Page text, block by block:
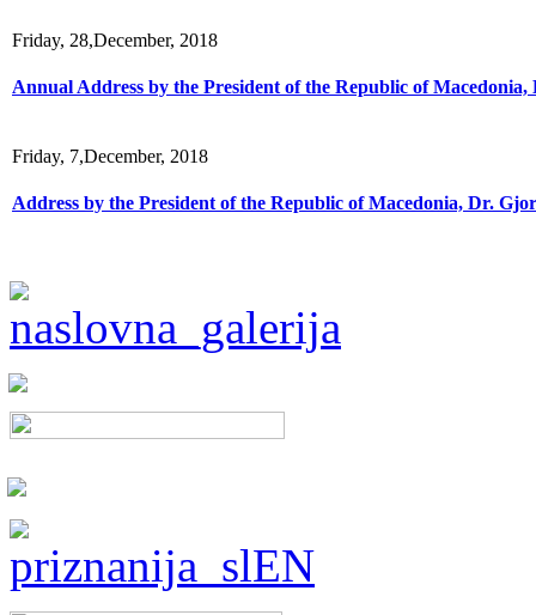
Friday, 28,December, 2018
Annual Address by the President of the Republic of
Friday, 7,December, 2018
Address by the President of the Republic of Macedonia, Dr.